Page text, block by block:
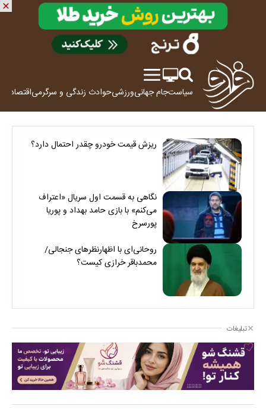
سیاستجام جهانیورزشیحوادث زندگی و سرگرمیاقتصاد
ریزش قیمت خودرو چقدر احتمال دارد؟
نگاهی به قسمت اول سریال «اعتراف
می‌کنم» با بازی حامد بهداد و پوریا
پورسرخ
روحانی‌ای با اظهارنظرهای جنجالی/
محمدباقر خرازی کیست؟
تبلیغات